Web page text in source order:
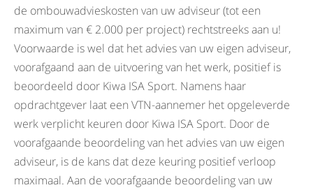
de ombouwadvieskosten van uw adviseur (tot een
maximum van € 2.000 per project) rechtstreeks aan u!
Voorwaarde is wel dat het advies van uw eigen adviseur,
voorafgaand aan de uitvoering van het werk, positief is
beoordeeld door Kiwa ISA Sport. Namens haar
opdrachtgever laat een VTN-aannemer het opgeleverde
werk verplicht keuren door Kiwa ISA Sport. Door de
voorafgaande beoordeling van het advies van uw eigen
adviseur, is de kans dat deze keuring positief verloop
maximaal. Aan de voorafgaande beoordeling van uw